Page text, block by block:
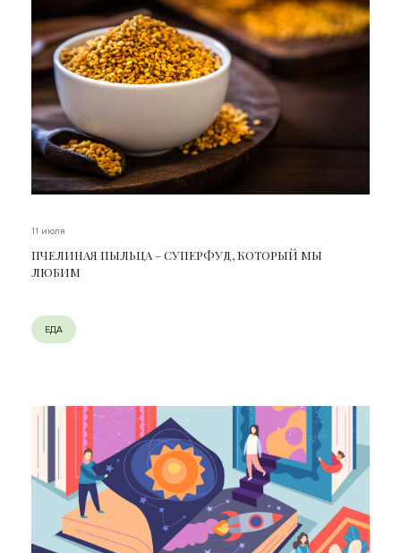
11 июля
ПЧЕЛИНАЯ ПЫЛЬЦА – СУПЕРФУД, КОТОРЫЙ МЫ
ЛЮБИМ
ЕДА